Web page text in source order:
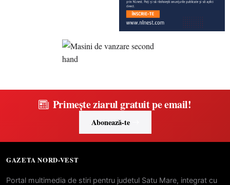
Primește ziarul gratuit pe email!
Abonează-te
GAZETA NORD-VEST
Portal multimedia de stiri pentru judetul Satu Mare, integrat cu